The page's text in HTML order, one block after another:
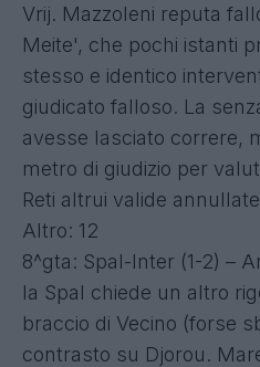
Vrij. Mazzoleni reputa
Meite', che pochi istanti
stesso e identico
giudicato falloso. La
avesse lasciato correre,
metro di giudizio per
Reti altrui valide
Altro: 12
8^gta: Spal-Inter (1-2) –
la Spal chiede un altro
braccio di Vecino (forse
contrasto su Djorou.